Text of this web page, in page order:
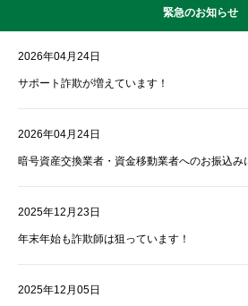
緊急のお知らせ
2026年04月24日
サポート詐欺が増えています！
2026年04月24日
暗号資産交換業者・資金移動業者へのお振込み
2025年12月23日
年末年始も詐欺師は狙っています！
2025年12月05日